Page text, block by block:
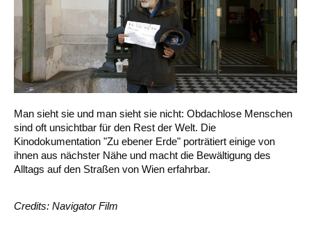
Man sieht sie und man sieht sie nicht: Obdachlose Menschen
sind oft unsichtbar für den Rest der Welt. Die
Kinodokumentation "Zu ebener Erde" porträtiert einige von
ihnen aus nächster Nähe und macht die Bewältigung des
Alltags auf den Straßen von Wien erfahrbar.
Credits: Navigator Film